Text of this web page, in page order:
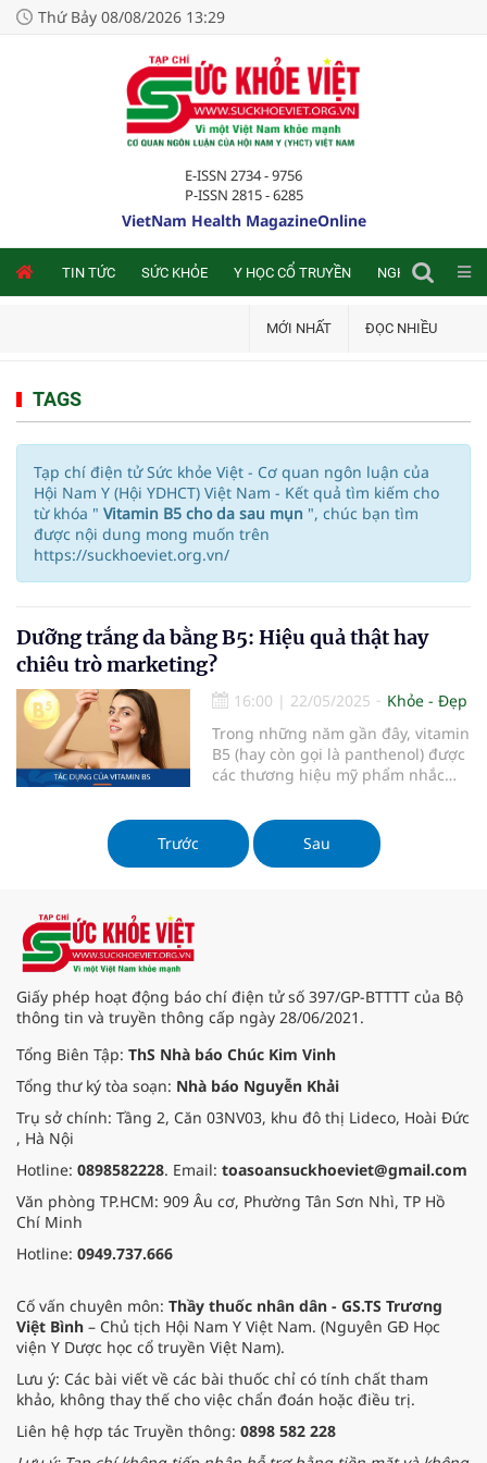
Thứ Bảy 08/08/2026 13:29
E-ISSN 2734 - 9756
P-ISSN 2815 - 6285
VietNam Health MagazineOnline
TIN TỨC SỨC KHỎE Y HỌC CỔ TRUYỀN NGHIÊN CỨU
MỚI NHẤT ĐỌC NHIỀU
TAGS
Tạp chí điện tử Sức khỏe Việt - Cơ quan ngôn luận của
Hội Nam Y (Hội YDHCT) Việt Nam - Kết quả tìm kiếm cho
từ khóa " Vitamin B5 cho da sau mụn ", chúc bạn tìm
được nội dung mong muốn trên
https://suckhoeviet.org.vn/
Dưỡng trắng da bằng B5: Hiệu quả thật hay
chiêu trò marketing?
16:00 | 22/05/2025
Khỏe - Đẹp
Trong những năm gần đây, vitamin
B5 (hay còn gọi là panthenol) được
các thương hiệu mỹ phẩm nhắc
làng phục hồi và dưỡng trắng da.
Hàng loạt sản phẩm serum, kem
dưỡng da, mặt nạ đều quảng bá
tiêu dùng?
Trước Sau
Giấy phép hoạt động báo chí điện tử số 397/GP-BTTTT của Bộ
thông tin và truyền thông cấp ngày 28/06/2021.
Tổng Biên Tập: ThS Nhà báo Chúc Kim Vinh
Tổng thư ký tòa soạn: Nhà báo Nguyễn Khải
Trụ sở chính: Tầng 2, Căn 03NV03, khu đô thị Lideco, Hoài Đức
, Hà Nội
Hotline: 0898582228. Email: toasoansuckhoeviet@gmail.com
Văn phòng TP.HCM: 909 Âu cơ, Phường Tân Sơn Nhì, TP Hồ
Chí Minh
Hotline: 0949.737.666
Cố vấn chuyên môn: Thầy thuốc nhân dân - GS.TS Trương
Việt Bình – Chủ tịch Hội Nam Y Việt Nam. (Nguyên GĐ Học
viện Y Dược học cổ truyền Việt Nam).
Lưu ý: Các bài viết về các bài thuốc chỉ có tính chất tham
khảo, không thay thế cho việc chẩn đoán hoặc điều trị.
Liên hệ hợp tác Truyền thông: 0898 582 228